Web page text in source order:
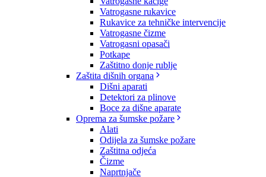
Vatrogasne rukavice
Rukavice za tehničke intervencije
Vatrogasne čizme
Vatrogasni opasači
Potkape
Zaštitno donje rublje
Zaštita dišnih organa
Dišni aparati
Detektori za plinove
Boce za dišne aparate
Oprema za šumske požare
Alati
Odijela za šumske požare
Zaštitna odjeća
Čizme
Naprtnjače